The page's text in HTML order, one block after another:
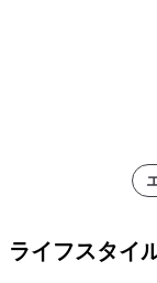
ライフスタイ